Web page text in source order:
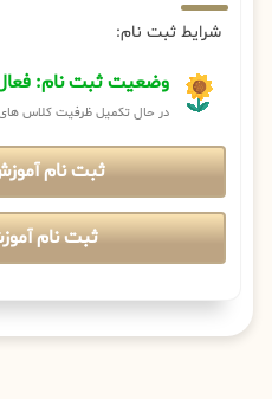
شرایط ثبت نام:
وضعیت ثبت نام:
در حال تکمیل ظرفیت کلاس
ثبت نام
ثبت نام